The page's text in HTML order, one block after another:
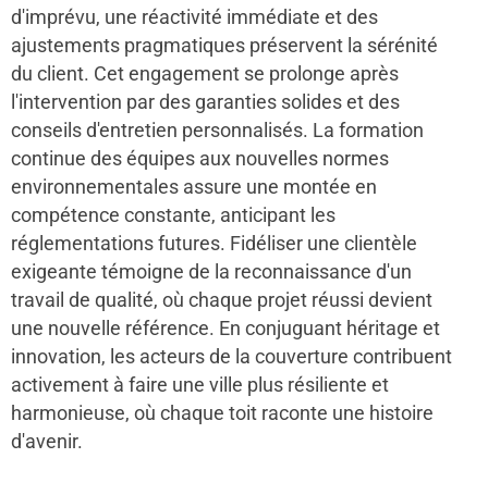
d'imprévu, une réactivité immédiate et des
ajustements pragmatiques préservent la sérénité
du client. Cet engagement se prolonge après
l'intervention par des garanties solides et des
conseils d'entretien personnalisés. La formation
continue des équipes aux nouvelles normes
environnementales assure une montée en
compétence constante, anticipant les
réglementations futures. Fidéliser une clientèle
exigeante témoigne de la reconnaissance d'un
travail de qualité, où chaque projet réussi devient
une nouvelle référence. En conjuguant héritage et
innovation, les acteurs de la couverture contribuent
activement à faire une ville plus résiliente et
harmonieuse, où chaque toit raconte une histoire
d'avenir.